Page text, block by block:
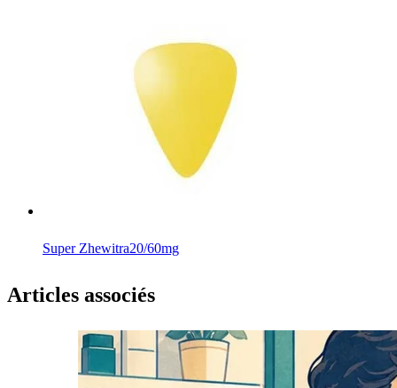
Super Zhewitra20/60mg
Articles associés